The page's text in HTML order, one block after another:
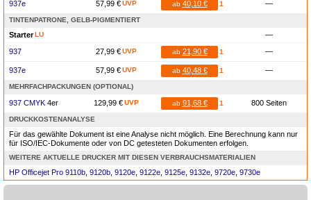
937e 57,99 € UVP ab 40,10 € 1 —
TINTENPATRONE, GELB-PIGMENTIERT
StarterLU
—
937
27,99 € UVP ab 21,90 € 1 —
937e 57,99 € UVP ab 40,48 € 1 —
MEHRFACHPACKUNGEN (OPTIONAL)
937 CMYK 4er 129,99 € UVP ab 91,68 € 1 800 Seiten
DRUCKKOSTENANALYSE
Für das gewählte Dokument ist eine Analyse nicht möglich. Eine Berechnung kann nur
für ISO/IEC-Dokumente oder von DC getesteten Dokumenten erfolgen.
WEITERE AKTUELLE DRUCKER MIT DIESEN VERBRAUCHSMATERIALIEN
HP Officejet Pro 9110b 9120b 9120e 9122e 9125e 9132e 9720e 9730e